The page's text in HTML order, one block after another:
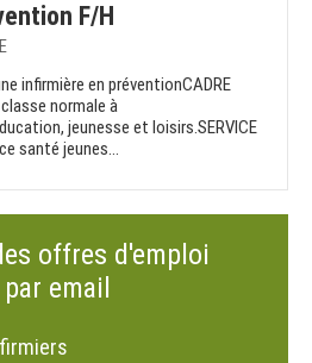
F/H
infirmière en préventionCADRE
classe normale à
jeunesse et loisirs.SERVICE
santé jeunes...
offres d'emploi
email